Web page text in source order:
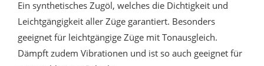
Ein synthetisches Zugöl, welches die Dichtigkeit und
Leichtgängigkeit aller Züge garantiert. Besonders
geeignet für leichtgängige Züge mit Tonausgleich.
Dämpft zudem Vibrationen und ist so auch geeignet für